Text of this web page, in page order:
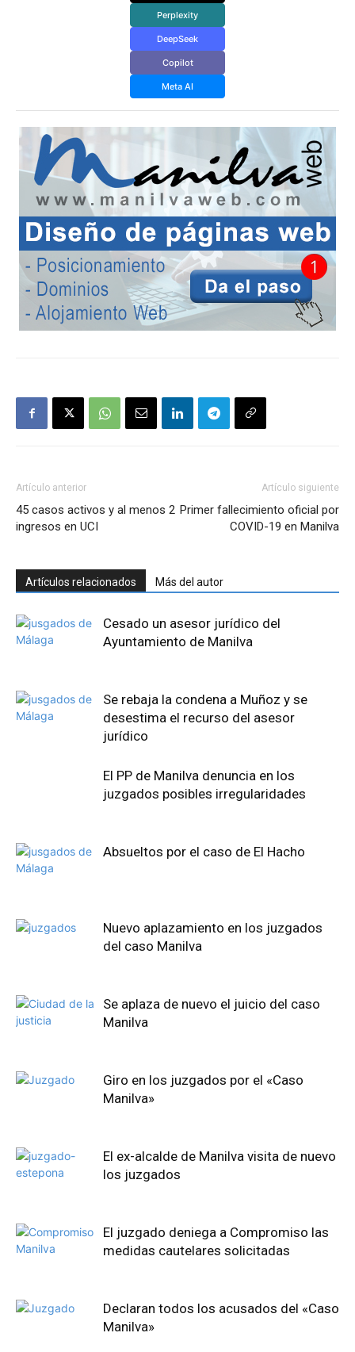
Perplexity
DeepSeek
Copilot
Meta AI
Artículo anterior
45 casos activos y al menos 2
ingresos en UCI
Artículo siguiente
Primer fallecimiento oficial por
COVID-19 en Manilva
Artículos relacionados Más del autor
Cesado un asesor jurídico del
Ayuntamiento de Manilva
Se rebaja la condena a Muñoz y se
desestima el recurso del asesor
jurídico
El PP de Manilva denuncia en los
juzgados posibles irregularidades
Absueltos por el caso de El Hacho
Nuevo aplazamiento en los juzgados
del caso Manilva
Se aplaza de nuevo el juicio del caso
Manilva
Giro en los juzgados por el «Caso
Manilva»
El ex-alcalde de Manilva visita de nuevo
los juzgados
El juzgado deniega a Compromiso las
medidas cautelares solicitadas
Declaran todos los acusados del «Caso
Manilva»